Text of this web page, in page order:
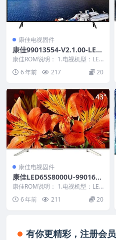
康佳电视固件
康佳99013554-V2.1.00-LED
42X1800A-72000598YT原厂
系统刷机电视固件包下载
康佳ROM说明： 1.电视机型：LED
42X1800A 2.物料号：990135...
6 年前 217 20
康佳电视固件
康佳LED65S8000U-9901676
4-V1.3.05-72001303YT屏参
数据原厂系统刷机电视固件包
下载
康佳ROM说明： 1.电视机型：LED
65S8000U 2.物料号：990167...
6 年前 211 20
有你更精彩，注册会员